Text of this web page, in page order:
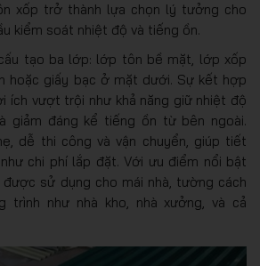
xốp trở thành lựa chọn lý tưởng cho
kiểm soát nhiệt độ và tiếng ồn.
tạo ba lớp: lớp tôn bề mặt, lớp xốp
hoặc giấy bạc ở mặt dưới. Sự kết hợp
ích vượt trội như khả năng giữ nhiệt độ
giảm đáng kể tiếng ồn từ bên ngoài.
dễ thi công và vận chuyển, giúp tiết
chi phí lắp đặt. Với ưu điểm nổi bật
sử dụng cho mái nhà, tường cách
trình như nhà kho, nhà xưởng, và cả